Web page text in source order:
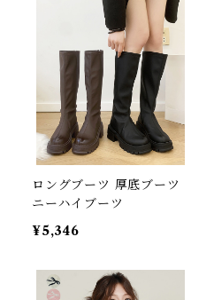
ロングブーツ 厚底ブーツ
ニーハイブーツ
¥5,346